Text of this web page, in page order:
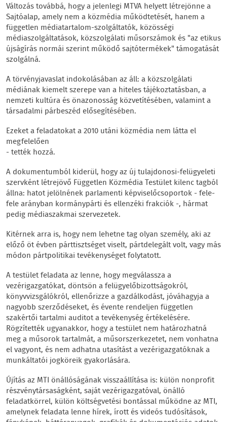
Változás továbbá, hogy a jelenlegi MTVA helyett létrejönne a
Sajtóalap, amely nem a közmédia működtetését, hanem a
független médiatartalom-szolgáltatók, közösségi
médiaszolgáltatások, közszolgálati műsorszámok és "az etikus
újságírás normái szerint működő sajtótermékek" támogatását
szolgálná.
A törvényjavaslat indokolásában az áll: a közszolgálati
médiának kiemelt szerepe van a hiteles tájékoztatásban, a
nemzeti kultúra és önazonosság közvetítésében, valamint a
társadalmi párbeszéd elősegítésében.
Ezeket a feladatokat a 2010 utáni közmédia nem látta el
megfelelően
- tették hozzá.
A dokumentumból kiderül, hogy az új tulajdonosi-felügyeleti
szervként létrejövő Független Közmédia Testület kilenc tagból
állna: hatot jelölnének parlamenti képviselőcsoportok - fele-
fele arányban kormánypárti és ellenzéki frakciók -, hármat
pedig médiaszakmai szervezetek.
Kitérnek arra is, hogy nem lehetne tag olyan személy, aki az
előző öt évben párttisztséget viselt, pártdelegált volt, vagy más
módon pártpolitikai tevékenységet folytatott.
A testület feladata az lenne, hogy megválassza a
vezérigazgatókat, döntsön a felügyelőbizottságokról,
könyvvizsgálókról, ellenőrizze a gazdálkodást, jóváhagyja a
nagyobb szerződéseket, és évente rendeljen független
szakértői tartalmi auditot a tevékenység értékelésére.
Rögzítették ugyanakkor, hogy a testület nem határozhatná
meg a műsorok tartalmát, a műsorszerkezetet, nem vonhatna
el vagyont, és nem adhatna utasítást a vezérigazgatóknak a
munkáltatói jogköreik gyakorlására.
Újítás az MTI önállóságának visszaállítása is: külön nonprofit
részvénytársaságként, saját vezérigazgatóval, önálló
feladatkörrel, külön költségvetési bontással működne az MTI,
amelynek feladata lenne hírek, írott és videós tudósítások,